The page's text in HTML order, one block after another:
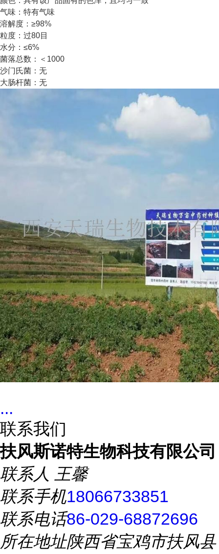
气味：特有气味
溶解度：≥98%
粒度：过80目
水分：≤6%
菌落总数：＜1000
沙门氏菌：无
大肠杆菌：无
...
联系我们
扶风斯诺特生物科技有限公司
联系人 王馨
联系手机18066733851
联系电话86-029-68872696
所在地址陕西省宝鸡市扶风县